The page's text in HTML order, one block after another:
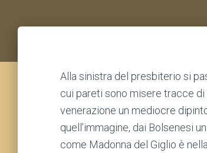
Alla sinistra del presbiterio si
cui pareti sono misere tracce
venerazione un mediocre
quell’immagine, dai Bolsenesi
come Madonna del Giglio è